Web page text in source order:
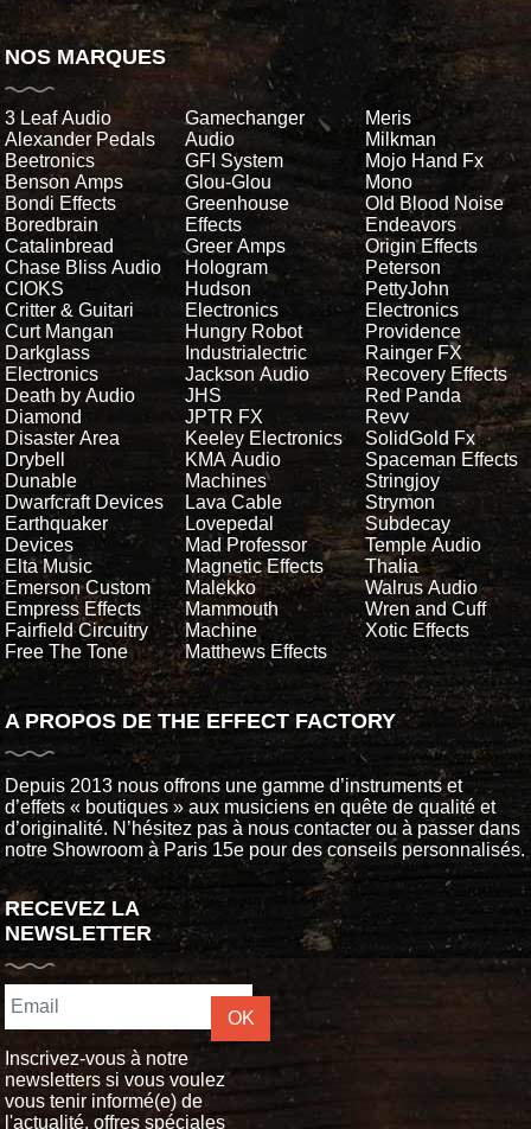
NOS MARQUES
3 Leaf Audio
Alexander Pedals
Beetronics
Benson Amps
Bondi Effects
Boredbrain
Catalinbread
Chase Bliss Audio
CIOKS
Critter & Guitari
Curt Mangan
Darkglass
Electronics
Death by Audio
Diamond
Disaster Area
Drybell
Dunable
Dwarfcraft Devices
Earthquaker
Devices
Elta Music
Emerson Custom
Empress Effects
Fairfield Circuitry
Free The Tone
Gamechanger
Audio
GFI System
Glou-Glou
Greenhouse
Effects
Greer Amps
Hologram
Hudson
Electronics
Hungry Robot
Industrialectric
Jackson Audio
JHS
JPTR FX
Keeley Electronics
KMA Audio
Machines
Lava Cable
Lovepedal
Mad Professor
Magnetic Effects
Malekko
Mammouth
Machine
Matthews Effects
Meris
Milkman
Mojo Hand Fx
Mono
Old Blood Noise
Endeavors
Origin Effects
Peterson
PettyJohn
Electronics
Providence
Rainger FX
Recovery Effects
Red Panda
Revv
SolidGold Fx
Spaceman Effects
Stringjoy
Strymon
Subdecay
Temple Audio
Thalia
Walrus Audio
Wren and Cuff
Xotic Effects
A PROPOS DE THE EFFECT FACTORY
Depuis 2013 nous offrons une gamme d’instruments et
d’effets « boutiques » aux musiciens en quête de qualité et
d’originalité. N’hésitez pas à nous contacter ou à passer dans
notre Showroom à Paris 15e pour des conseils personnalisés.
RECEVEZ LA
NEWSLETTER
OK
Inscrivez-vous à notre
newsletters si vous voulez
vous tenir informé(e) de
l'actualité, offres spéciales